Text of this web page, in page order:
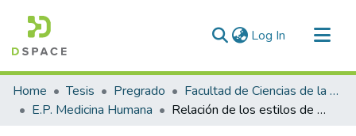
Log In (current)
Communities & Collections
All of DSpace
Home Tesis Pregrado
Facultad de Ciencias de la Salud
E.P. Medicina Humana
Relación de los estilos de vida con el riesgo de obesidad en el personal de salud de la Red de Salud San Román 2024